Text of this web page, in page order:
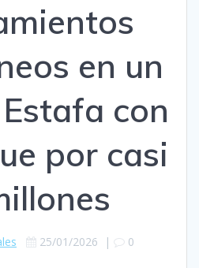
en un
con
por casi
25/01/2026 | 0